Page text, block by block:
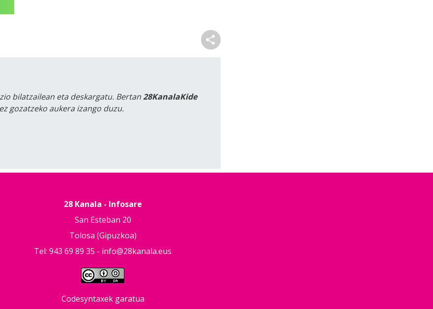
bilatzailean eta deskargatu. Bertan28KanalaKide
gozatzeko aukera izango duzu.
28 Kanala - Infosare
San Esteban 20
Tolosa (Gipuzkoa)
Tel: 943 69 89 35 - info@28kanala.eus
Codesyntaxek garatua